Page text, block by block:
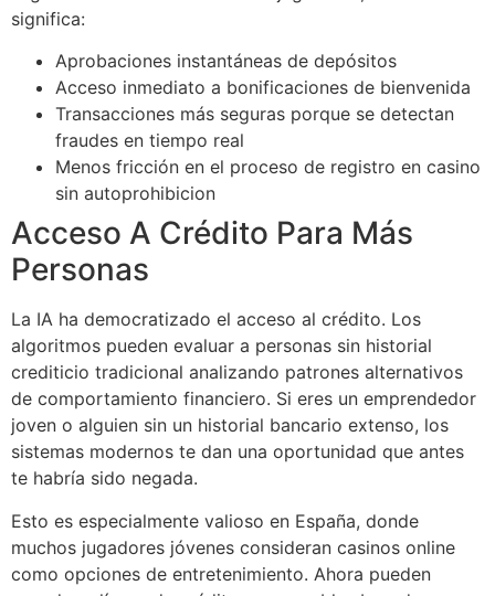
significa:
Aprobaciones instantáneas de depósitos
Acceso inmediato a bonificaciones de bienvenida
Transacciones más seguras porque se detectan
fraudes en tiempo real
Menos fricción en el proceso de registro en casino
sin autoprohibicion
Acceso A Crédito Para Más
Personas
La IA ha democratizado el acceso al crédito. Los
algoritmos pueden evaluar a personas sin historial
crediticio tradicional analizando patrones alternativos
de comportamiento financiero. Si eres un emprendedor
joven o alguien sin un historial bancario extenso, los
sistemas modernos te dan una oportunidad que antes
te habría sido negada.
Esto es especialmente valioso en España, donde
muchos jugadores jóvenes consideran casinos online
como opciones de entretenimiento. Ahora pueden